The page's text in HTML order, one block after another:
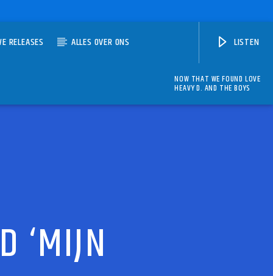
RELEASES ALLES OVER ONS LISTEN
NOW THAT WE FOUND LOVE
HEAVY D. AND THE BOYS
‘MIJN